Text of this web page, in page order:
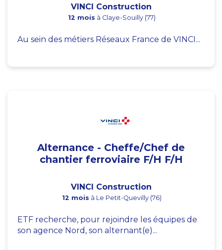
VINCI Construction
12 mois à Claye-Souilly (77)
Au sein des métiers Réseaux France de VINCI...
Alternance - Cheffe/Chef de
chantier ferroviaire F/H F/H
VINCI Construction
12 mois à Le Petit-Quevilly (76)
ETF recherche, pour rejoindre les équipes de
son agence Nord, son alternant(e)...